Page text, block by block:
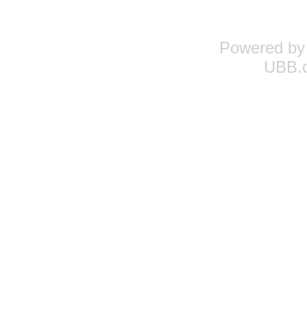
Powered